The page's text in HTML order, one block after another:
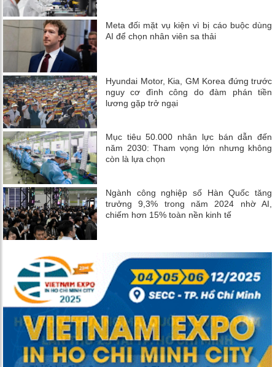
Meta đối mặt vụ kiện vì bị cáo buộc dùng
AI để chọn nhân viên sa thải
Hyundai Motor, Kia, GM Korea đứng trước
nguy cơ đình công do đàm phán tiền
lương gặp trở ngại
Mục tiêu 50.000 nhân lực bán dẫn đến
năm 2030: Tham vọng lớn nhưng không
còn là lựa chọn
Ngành công nghiệp số Hàn Quốc tăng
trưởng 9,3% trong năm 2024 nhờ AI,
chiếm hơn 15% toàn nền kinh tế